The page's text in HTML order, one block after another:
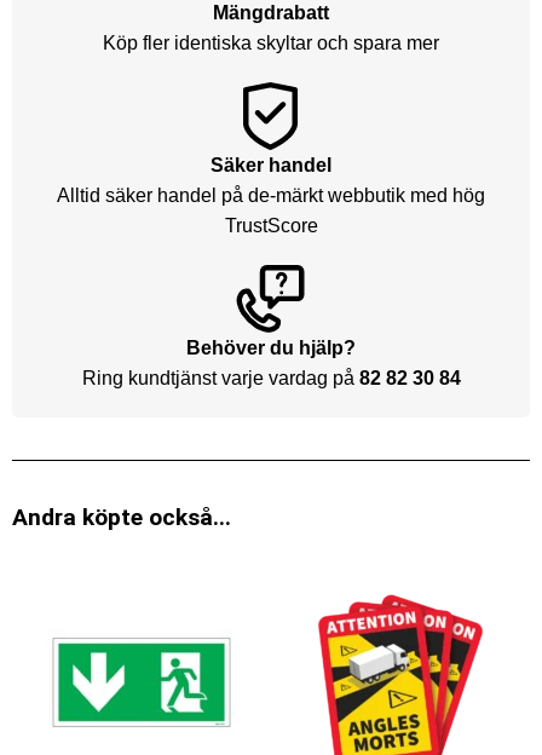
Mängdrabatt
Köp fler identiska skyltar och spara mer
Säker handel
Alltid säker handel på de-märkt webbutik med hög
TrustScore
Behöver du hjälp?
Ring kundtjänst varje vardag på 82 82 30 84
Andra köpte också...